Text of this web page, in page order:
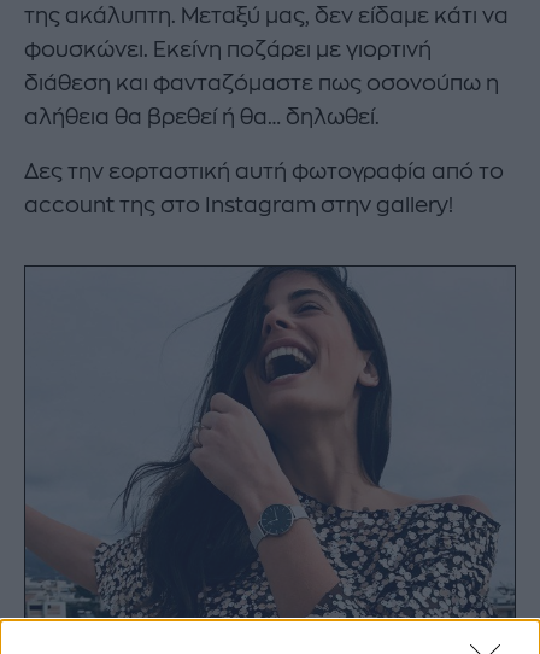
της ακάλυπτη. Μεταξύ μας, δεν είδαμε κάτι να
φουσκώνει. Εκείνη ποζάρει με γιορτινή
διάθεση και φανταζόμαστε πως οσονούπω η
αλήθεια θα βρεθεί ή θα… δηλωθεί.
Δες την εορταστική αυτή φωτογραφία από το
account της στο Instagram στην gallery!